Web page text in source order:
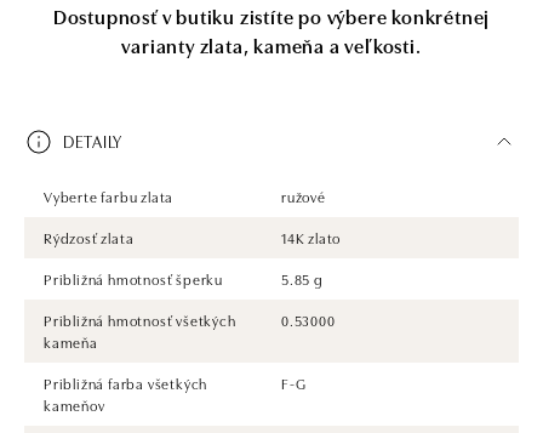
Dostupnosť v butiku zistíte po výbere konkrétnej
varianty zlata, kameňa a veľkosti.
DETAILY
Vyberte farbu zlata
ružové
Rýdzosť zlata
14K zlato
Približná hmotnosť šperku
5.85 g
Približná hmotnosť všetkých
kameňa
0.53000
Približná farba všetkých
kameňov
F-G